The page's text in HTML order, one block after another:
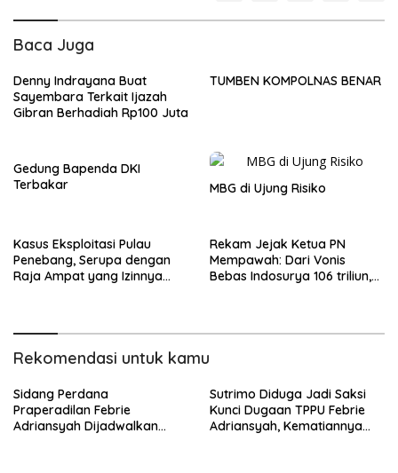
Baca Juga
Denny Indrayana Buat
Sayembara Terkait Ijazah
Gibran Berhadiah Rp100 Juta
TUMBEN KOMPOLNAS BENAR
Gedung Bapenda DKI
Terbakar
MBG di Ujung Risiko
Kasus Eksploitasi Pulau
Penebang, Serupa dengan
Raja Ampat yang Izinnya
Rekam Jejak Ketua PN
Mempawah: Dari Vonis
Bebas Indosurya 106 triliun,
Rekomendasi untuk kamu
Sidang Perdana
Praperadilan Febrie
Adriansyah Dijadwalkan
Sutrimo Diduga Jadi Saksi
Kunci Dugaan TPPU Febrie
Adriansyah, Kematiannya